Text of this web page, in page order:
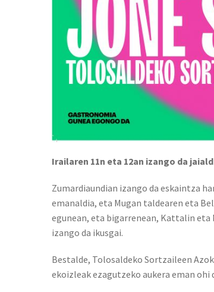
Irailaren 11n eta 12an izango da
Zumardiaundian izango da eskaintza
emanaldia, eta Mugan taldearen eta
egunean, eta bigarrenean, Kattalin eta
izango da ikusgai.
Bestalde, Tolosaldeko Sortzaileen
ekoizleak ezagutzeko aukera eman ohi